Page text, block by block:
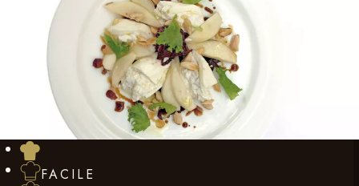
FACILE